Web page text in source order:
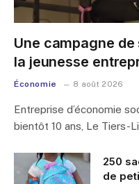
Une campagne
la jeunesse
Économie 8 août 2026
Entreprise d’économie
bientôt 10 ans, Le Tiers-
250
de